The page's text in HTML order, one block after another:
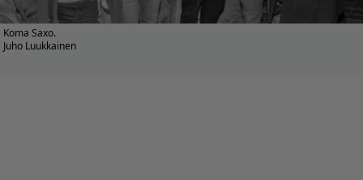
Koma Saxo.
Juho Luukkainen